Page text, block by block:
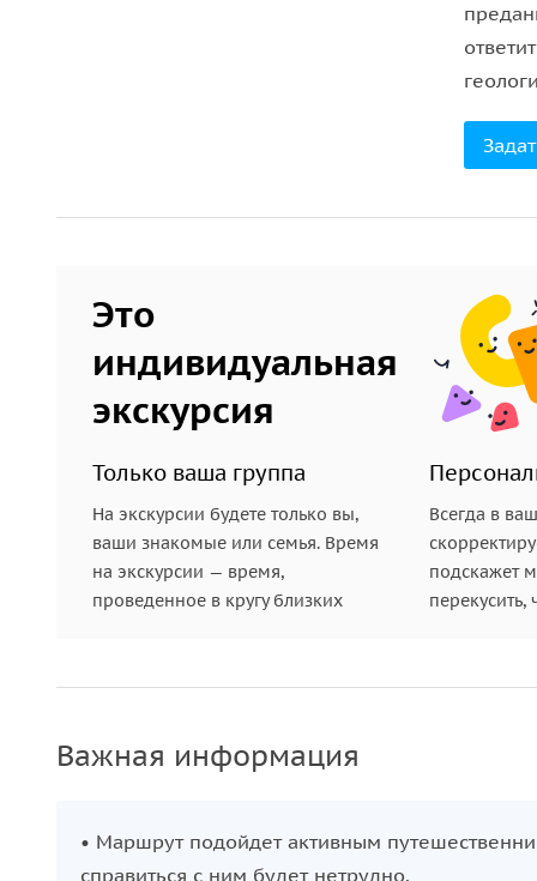
Это
индивидуальная
экскурсия
Только ваша группа
На экскурсии будете только вы,
ваши знакомые или семья. Время
на экскурсии — время,
проведенное в кругу близких
Всегда в
подскажет
перекусить,
Важная информация
• Маршрут подойдет активным
справиться с ним будет нетрудно.